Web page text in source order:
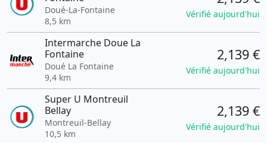
Doué-La-Fontaine
8,5 km
Vérifié aujourd'hui
Intermarche Doue La
Fontaine
Doué La Fontaine
9,4 km
2,139 €
Vérifié aujourd'hui
Super U Montreuil
Bellay
Montreuil-Bellay
10,5 km
2,139 €
Vérifié aujourd'hui